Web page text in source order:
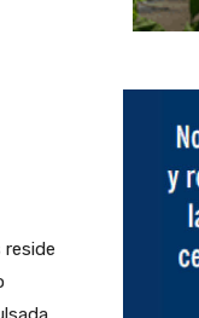
reside